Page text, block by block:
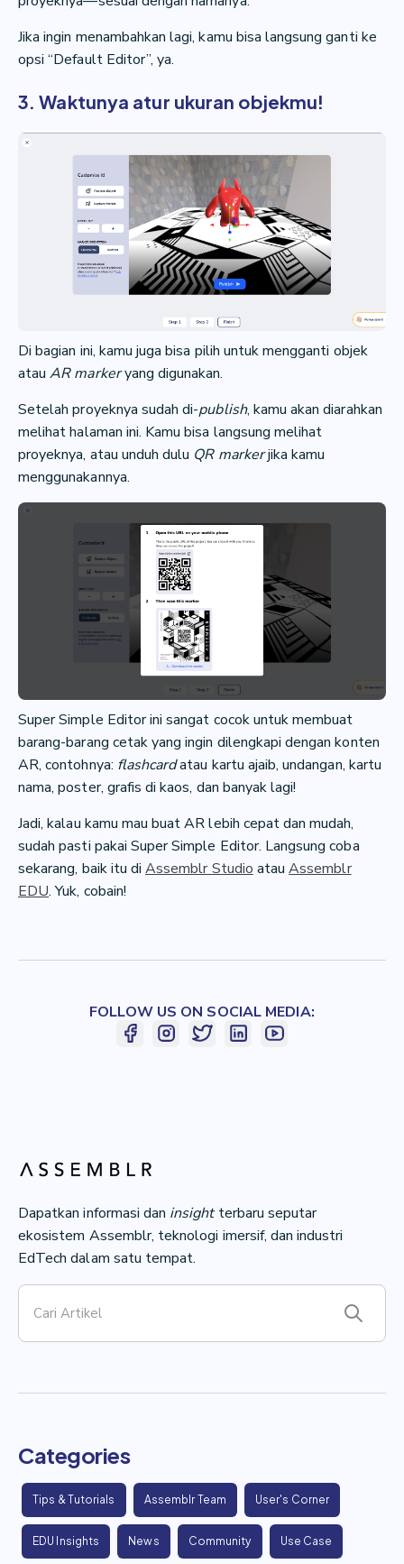
Dapatkan informasi dan insightterbaru seputar
ekosistem Assemblr, teknologi imersif, dan industri
EdTech dalam satu tempat.
Categories
Tips & Tutorials Assemblr Team User's Corner
EDU Insights News Community Use Case
Jika ingin menambahkan lagi, kamu bisa langsung ganti ke
opsi “Default Editor”, ya.
3. Waktunya atur ukuran objekmu!
Di bagian ini, kamu juga bisa pilih untuk mengganti objek
atauAR markeryang digunakan.
Setelah proyeknya sudah di-publish, kamu akan diarahkan
melihat halaman ini. Kamu bisa langsung melihat
proyeknya, atau unduh dulu QR markerjika kamu
menggunakannya.
Super Simple Editor ini sangat cocok untuk membuat
barang-barang cetak yang ingin dilengkapi dengan konten
AR, contohnya: flashcardatau kartu ajaib, undangan, kartu
nama, poster, grafis di kaos, dan banyak lagi!
Jadi, kalau kamu mau buat AR lebih cepat dan mudah,
sudah pasti pakai Super Simple Editor. Langsung coba
sekarang, baik itu diAssemblr Studio atauAssemblr
EDU. Yuk, cobain!
FOLLOW US ON SOCIAL MEDIA: